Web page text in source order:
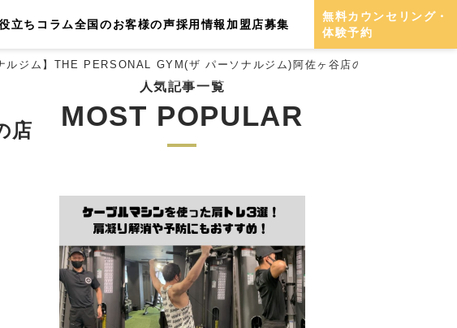
立ちコラム全国のお客様の声採用情報 加盟店募集
無料カウンセリング・
体験予約
ルジム】THE PERSONAL GYM(ザ パーソナルジム)阿佐ヶ谷店の店内をご紹介！
店
人気記事一覧
MOST POPULAR